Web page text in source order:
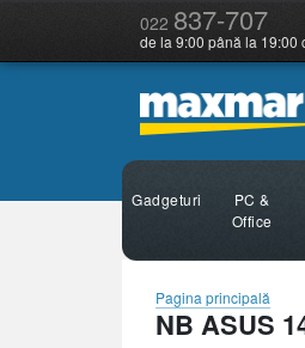
022 837-707
de la 9:00 până la 19:00
Gadgeturi
PC &
Office
Pagina principală
NB ASUS